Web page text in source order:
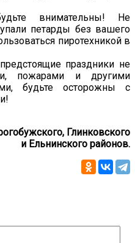
внимательны! Не
петарды без вашего
пиротехникой в
праздники не
пожарами и другими
будьте осторожны с
Глинковского
и Ельнинского районов.